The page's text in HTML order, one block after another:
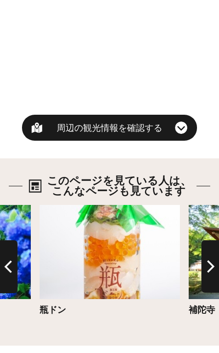
周辺の観光情報を確認する
このページを見ている人は、
こんなページも見ています
瓶ドン
詳細はこちら
補陀寺
詳細は